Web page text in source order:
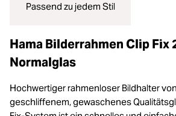
Passend zu jedem Stil
Hama Bilderrahmen Clip Fix
Normalglas
Hochwertiger rahmenloser Bildhalter
geschliffenem, gewaschenes